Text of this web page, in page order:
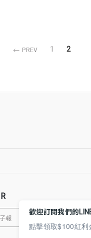
PREV 1 2
歡迎訂閱我們的
點擊領取$100紅利